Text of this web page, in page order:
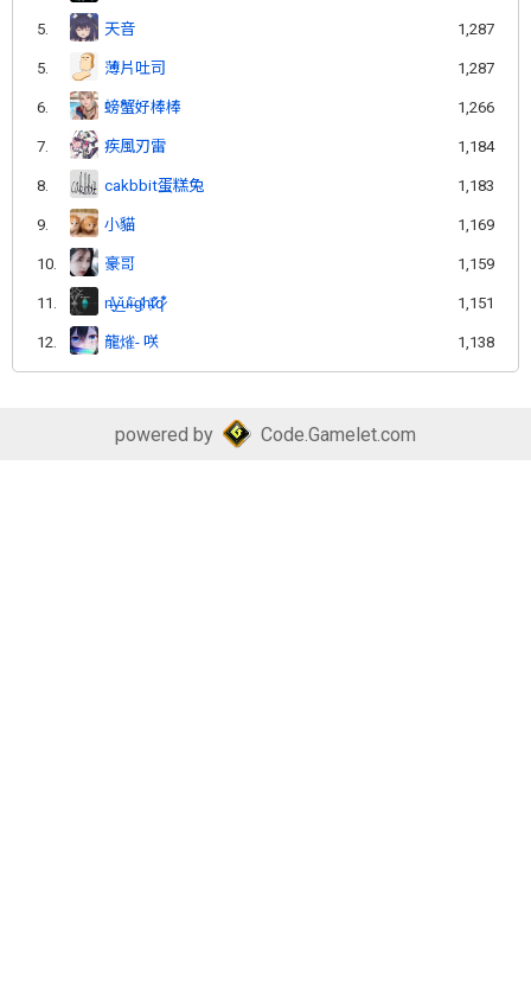
5. 天音 1,287
5. 薄片吐司 1,287
6. 螃蟹好棒棒 1,266
7. 疾風刃雷 1,184
8. cakbbit蛋糕兔 1,183
9. 小貓 1,169
10. 豪哥 1,159
11. n̶͉̽y̵̲̌u̴̾̍ì̶̇g̴̜̎h̵̜̍t̷̎͂q̷͋̽ 1,151
12. 龍熦- 咲 1,138
powered by Code.Gamelet.com